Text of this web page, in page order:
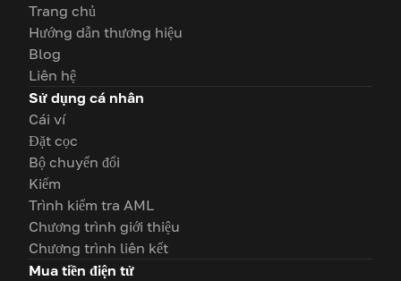
Trang chủ
Hướng dẫn thương hiệu
Blog
Liên hệ
Sử dụng cá nhân
Cái ví
Đặt cọc
Bộ chuyển đổi
Kiếm
Trình kiểm tra AML
Chương trình giới thiệu
Chương trình liên kết
Mua tiền điện tử